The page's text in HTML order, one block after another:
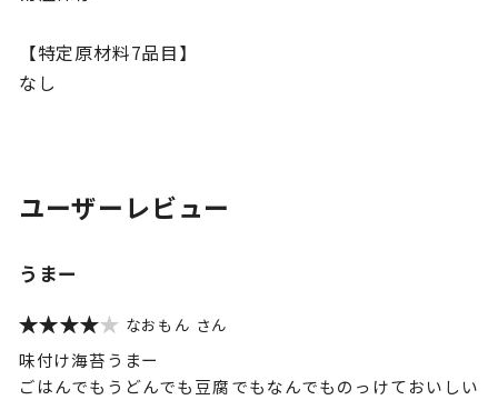
【特定原材料7品目】
なし
ユーザーレビュー
うまー
なおもん
味付け海苔うまー
ごはんでもうどんでも豆腐でもなんでものっけておいしい